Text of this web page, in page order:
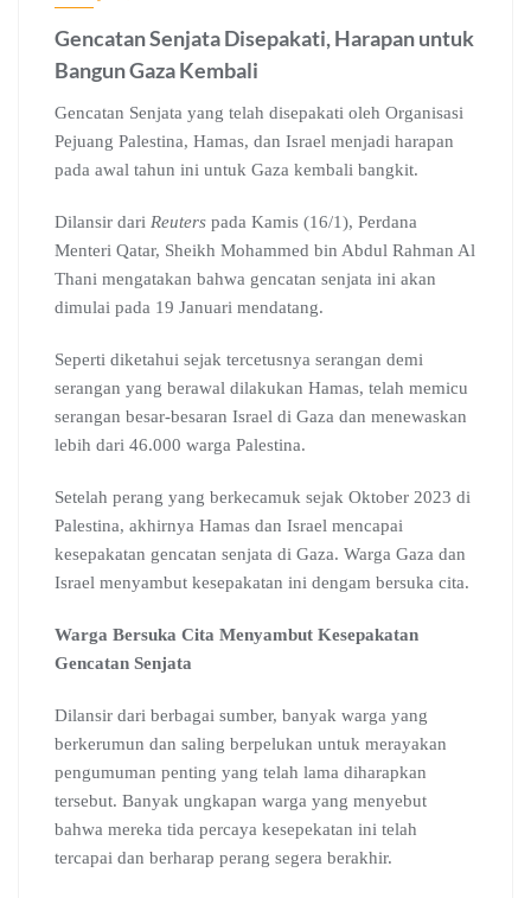
Gencatan Senjata Disepakati, Harapan untuk
Bangun Gaza Kembali
Gencatan Senjata yang telah disepakati oleh Organisasi
Pejuang Palestina, Hamas, dan Israel menjadi harapan
pada awal tahun ini untuk Gaza kembali bangkit.
Dilansir dari Reuters pada Kamis (16/1), Perdana
Menteri Qatar, Sheikh Mohammed bin Abdul Rahman Al
Thani mengatakan bahwa gencatan senjata ini akan
dimulai pada 19 Januari mendatang.
Seperti diketahui sejak tercetusnya serangan demi
serangan yang berawal dilakukan Hamas, telah memicu
serangan besar-besaran Israel di Gaza dan menewaskan
lebih dari 46.000 warga Palestina.
Setelah perang yang berkecamuk sejak Oktober 2023 di
Palestina, akhirnya Hamas dan Israel mencapai
kesepakatan gencatan senjata di Gaza. Warga Gaza dan
Israel menyambut kesepakatan ini dengam bersuka cita.
Warga Bersuka Cita Menyambut Kesepakatan
Gencatan Senjata
Dilansir dari berbagai sumber, banyak warga yang
berkerumun dan saling berpelukan untuk merayakan
pengumuman penting yang telah lama diharapkan
tersebut. Banyak ungkapan warga yang menyebut
bahwa mereka tida percaya kesepekatan ini telah
tercapai dan berharap perang segera berakhir.